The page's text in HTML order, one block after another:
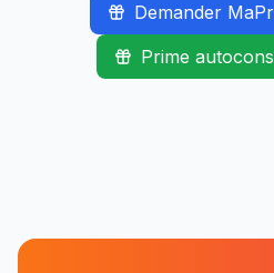
Demander
Prime